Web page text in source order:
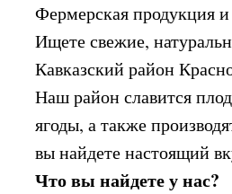
Фермерская продукция и
Ищете свежие,
Кавказский район
Наш район славится
ягоды, а также
вы найдете настоящий
Что вы найдете у нас?